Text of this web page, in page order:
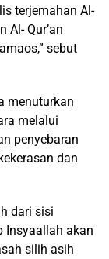
terjemahan Al-
Al- Qur’an
sebut
menuturkan
melalui
penyebaran
dan
dari sisi
Insyaallah akan
silih asih